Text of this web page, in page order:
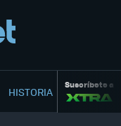
HISTORIA Suscríbete a